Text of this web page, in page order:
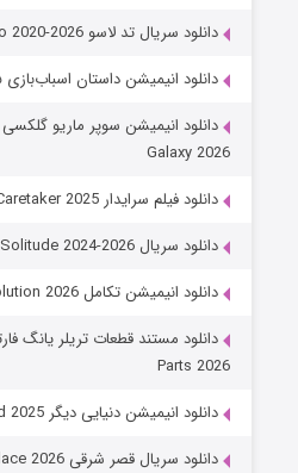
دانلود سریال تد لاسو Ted Lasso 2020-2026
دانلود انیمیشن داستان اسباب‌بازی ۵ Toy Story 5 (2026)
Galaxy 2026
دانلود فیلم سرایدار The Caretaker 2025
دانلود سریال One Hundred Years of Solitude 2024-2026
دانلود انیمیشن تکامل Evolution 2026
Parts 2026
دانلود انیمیشن دنیایی دیگر Another World 2025
دانلود سریال قصر شرقی The East Palace 2026